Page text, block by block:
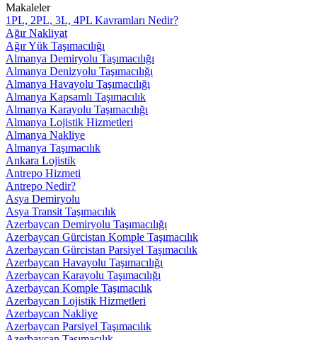
Makaleler
1PL, 2PL, 3L, 4PL Kavramları Nedir?
Ağır Nakliyat
Ağır Yük Taşımacılığı
Almanya Demiryolu Taşımacılığı
Almanya Denizyolu Taşımacılığı
Almanya Havayolu Taşımacılığı
Almanya Kapsamlı Taşımacılık
Almanya Karayolu Taşımacılığı
Almanya Lojistik Hizmetleri
Almanya Nakliye
Almanya Taşımacılık
Ankara Lojistik
Antrepo Hizmeti
Antrepo Nedir?
Asya Demiryolu
Asya Transit Taşımacılık
Azerbaycan Demiryolu Taşımacılığı
Azerbaycan Gürcistan Komple Taşımacılık
Azerbaycan Gürcistan Parsiyel Taşımacılık
Azerbaycan Havayolu Taşımacılığı
Azerbaycan Karayolu Taşımacılığı
Azerbaycan Komple Taşımacılık
Azerbaycan Lojistik Hizmetleri
Azerbaycan Nakliye
Azerbaycan Parsiyel Taşımacılık